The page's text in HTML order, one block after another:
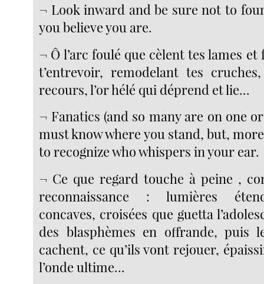
¬ Look inward and be sure not to
you believe you are.
¬ Ô l’arc foulé que cèlent tes lames
t’entrevoir, remodelant tes
recours, l’or hélé qui déprend et lie...
¬ Fanatics (and so many are on one
must know where you stand, but,
to recognize who whispers in your ear.
¬ Ce que regard touche à peine ,
reconnaissance : lumières
concaves, croisées que guetta
des blasphèmes en offrande, puis
cachent, ce qu’ils vont rejouer,
l’onde ultime...